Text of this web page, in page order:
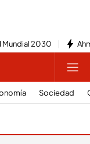
Mundial 2030
Sociedad